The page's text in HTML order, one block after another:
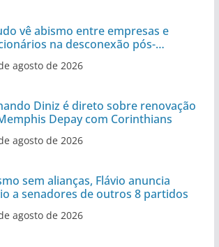
vê abismo entre empresas e
na desconexão pós-
agosto de 2026
Diniz é direto sobre renovação
Depay com Corinthians
agosto de 2026
sem alianças, Flávio anuncia
a senadores de outros 8 partidos
agosto de 2026